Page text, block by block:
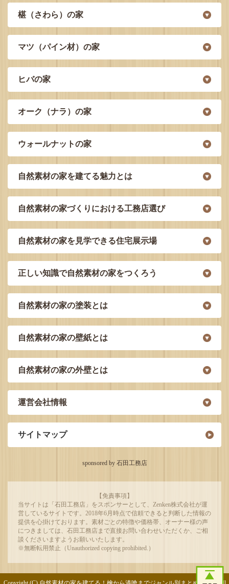
椹（さわら）の家
マツ（パイン材）の家
ヒバの家
オーク（ナラ）の家
ウォールナットの家
自然素材の家を建てる魅力とは
自然素材の家づくりにおける工務店選び
自然素材の家を見学できる住宅展示場
正しい知識で自然素材の家をつくろう
自然素材の家の塗装とは
自然素材の家の壁紙とは
自然素材の家の外壁とは
運営会社情報
サイトマップ
sponsored by 石田工務店
【免責事項】
当サイトは「石田工務店」をスポンサーとして、Zenken株式会社が運
営しているサイトです。2018年6月時点で信頼できると判断した情報の
提供を心掛けております。素材ごとの特徴や価格帯、オーナー様の声
につきましては、石田工務店まで直接お問い合わせいただくか、ご相
談くださいますようお願いいたします。
※無断転用禁止（Unauthorized copying prohibited.）